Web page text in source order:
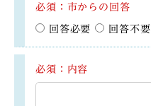
必須：市からの回答
回答必要 回答不要
必須：内容